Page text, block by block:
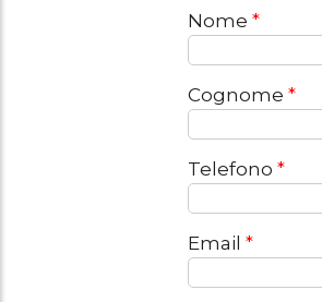
Nome *
Cognome *
Telefono *
Email *